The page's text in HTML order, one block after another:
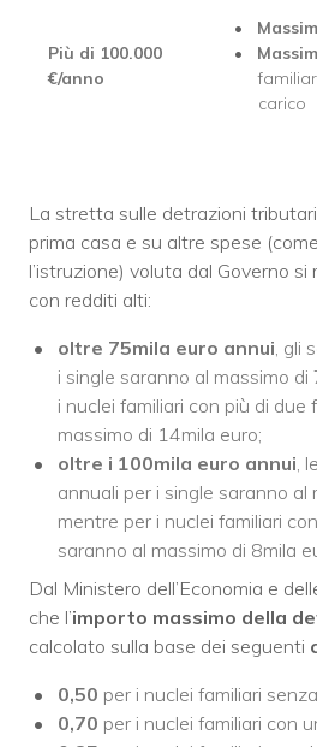
Più di 100.000
€/anno
carico
La stretta sulle detrazioni
prima casa e su altre spese
l’istruzione) voluta dal Governo
con redditi alti:
oltre 75mila euro annui , gli
i single saranno al massimo
i nuclei familiari con più di due
massimo di 14mila euro;
oltre i 100mila euro annui ,
annuali per i single saranno al
mentre per i nuclei familiari
saranno al massimo di 8mila
Dal Ministero dell’Economia e
che l’importo massimo della
calcolato sulla base dei seguenti
0,50 per i nuclei familiari
0,70 per i nuclei familiari con